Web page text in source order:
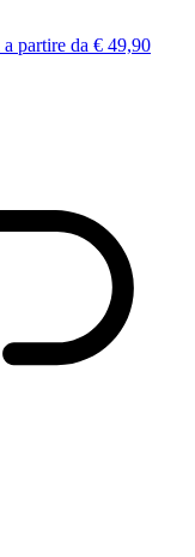
a partire da € 49,90